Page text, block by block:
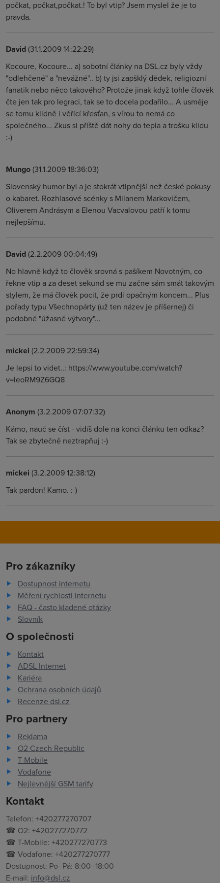
počkat, počkat,počkat.! To byl vtip? Jsem myslel že je to
pravda.
David(31.1.2009 14:22:29)
Kocoure, Kocoure... a) sobotní články na DSL.cz byly vždy
"odlehčené" a "nevážné".. b) ty jsi zapšklý dědek, religiozní
fanatik nebo něco takového? Protože jinak když tohle člověk
čte jen tak pro legraci, tak se to docela podařilo... A usměje
se tomu klidně i věřící křesťan, s vírou to nemá co
společného... Zkus si příště dát nohy do tepla a trošku klidu
:-)
Mungo(31.1.2009 18:36:03)
Slovenský humor byl a je stokrát vtipnější než české pokusy
o kabaret. Rozhlasové scénky s Milanem Markovičem,
Oliverem Andrásym a Elenou Vacvalovou patří k tomu
nejlepšímu.
David(2.2.2009 00:04:49)
No hlavně když to člověk srovná s pašíkem Novotným, co
řekne vtip a za deset sekund se mu začne sám smát takovým
stylem, že má člověk pocit, že prdí opačným koncem... Plus
pořady typu Všechnopárty (už ten název je příšernej) či
podobné "úžasné výtvory"...
mickei (2.2.2009 22:59:34)
Je lepsi to videt..: https://www.youtube.com/watch?
v=leoRM9Z6GQ8
Anonym (3.2.2009 07:07:32)
Kámo, nauč se číst - vidíš dole na konci článku ten odkaz?
Tak se zbytečně neztrapňuj :-)
mickei (3.2.2009 12:38:12)
Tak pardon! Kamo. :-)
Pro zákazníky
Dostupnost internetu
Měření rychlosti internetu
FAQ - často kladené otázky
Slovník
O společnosti
Kontakt
ADSL Internet
Kariéra
Ochrana osobních údajů
Recenze dsl.cz
Pro partnery
Reklama
O2 Czech Republic
T-Mobile
Vodafone
Nejlevnější GSM tarify
Kontakt
Telefon: +420277270707
☎ O2: +420277270772
☎ T-Mobile: +420277270773
☎ Vodafone: +420277270777
Dostupnost: Po–Pá: 8:00–18:00
E-mail: info@dsl.cz